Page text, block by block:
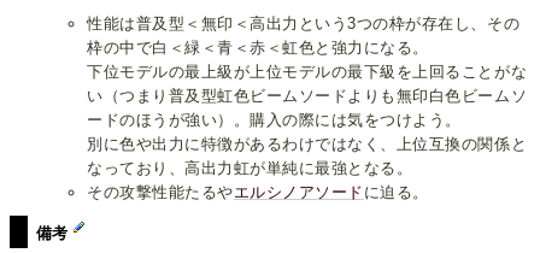
性能は普及型＜無印＜高出力という3つの枠が存在し、その
枠の中で白＜緑＜青＜赤＜虹色と強力になる。
下位モデルの最上級が上位モデルの最下級を上回ることがな
い（つまり普及型虹色ビームソードよりも無印白色ビームソ
ードのほうが強い）。購入の際には気をつけよう。
別に色や出力に特徴があるわけではなく、上位互換の関係と
なっており、高出力虹が単純に最強となる。
その攻撃性能たるやエルシノアソード に迫る。
備考